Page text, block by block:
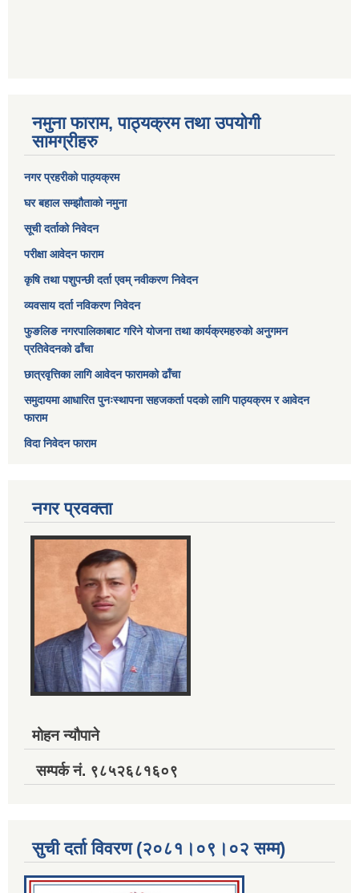
नमुना फाराम, पाठ्यक्रम तथा उपयोगी
सामग्रीहरु
नगर प्रहरीको पाठ्यक्रम
घर बहाल सम्झौताको नमुना
सूची दर्ताको निवेदन
परीक्षा आवेदन फाराम
कृषि तथा पशुपन्छी दर्ता एवम् नवीकरण निवेदन
व्यवसाय दर्ता नविकरण निवेदन
फुङलिङ नगरपालिकाबाट गरिने योजना तथा कार्यक्रमहरुको अनुगमन
प्रतिवेदनको ढाँचा
छात्रवृत्तिका लागि आवेदन फारामको ढाँचा
समुदायमा आधारित पुनःस्थापना सहजकर्ता पदको लागि पाठ्यक्रम र आवेदन
फाराम
विदा निवेदन फाराम
नगर प्रवक्ता
मोहन न्यौपाने
सम्पर्क नं. ९८५२६८१६०९
सुची दर्ता विवरण (२०८१।०९।०२ सम्म)